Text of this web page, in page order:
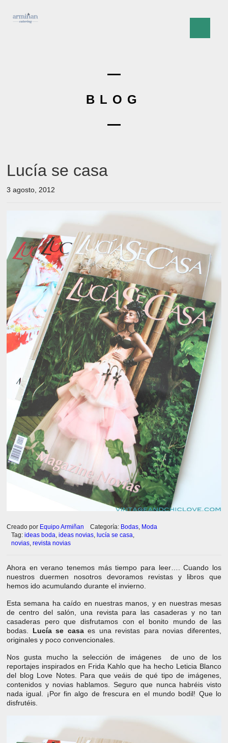
BLOG
Lucía se casa
3 agosto, 2012
Creado por Equipo Armiñan Categoría: Bodas, Moda
Tag: ideas boda, ideas novias, lucía se casa,
novias, revista novias
Ahora en verano tenemos más tiempo para leer…. Cuando los
nuestros duermen nosotros devoramos revistas y libros que
hemos ido acumulando durante el invierno.
Esta semana ha caído en nuestras manos, y en nuestras mesas
de centro del salón, una revista para las casaderas y no tan
casaderas pero que disfrutamos con el bonito mundo de las
bodas. Lucía se casaes una revistas para novias diferentes,
originales y poco convencionales.
Nos gusta mucho la selección de imágenes de uno de los
reportajes inspirados en Frida Kahlo que ha hecho Leticia Blanco
del blog Love Notes. Para que veáis de qué tipo de imágenes,
contenidos y novias hablamos. Seguro que nunca habréis visto
nada igual. ¡Por fin algo de frescura en el mundo bodil! Que lo
disfrutéis.